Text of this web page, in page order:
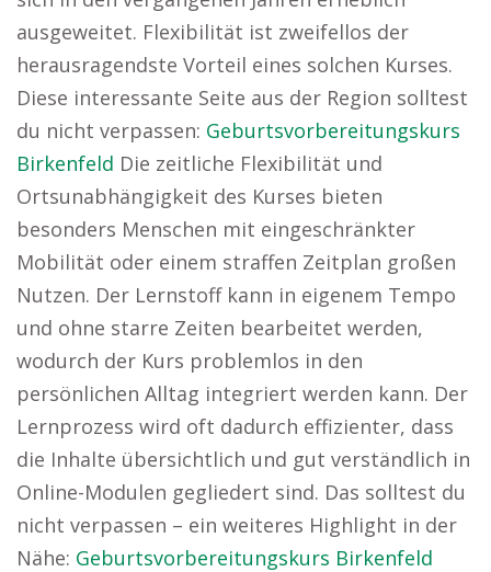
ausgeweitet. Flexibilität ist zweifellos der
herausragendste Vorteil eines solchen Kurses.
Diese interessante Seite aus der Region solltest
du nicht verpassen: Geburtsvorbereitungskurs
Birkenfeld Die zeitliche Flexibilität und
Ortsunabhängigkeit des Kurses bieten
besonders Menschen mit eingeschränkter
Mobilität oder einem straffen Zeitplan großen
Nutzen. Der Lernstoff kann in eigenem Tempo
und ohne starre Zeiten bearbeitet werden,
wodurch der Kurs problemlos in den
persönlichen Alltag integriert werden kann. Der
Lernprozess wird oft dadurch effizienter, dass
die Inhalte übersichtlich und gut verständlich in
Online-Modulen gegliedert sind. Das solltest du
nicht verpassen – ein weiteres Highlight in der
Nähe: Geburtsvorbereitungskurs Birkenfeld